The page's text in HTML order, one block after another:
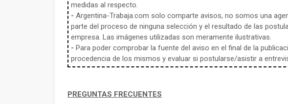
medidas al respecto.
- Argentina-Trabaja.com solo comparte avisos, no somos una
parte del proceso de ninguna selección y el resultado de las
empresa. Las imágenes utilizadas son meramente ilustrativas.
- Para poder comprobar la fuente del aviso en el final de la
procedencia de los mismos y evaluar si postularse/asistir a
PREGUNTAS FRECUENTES